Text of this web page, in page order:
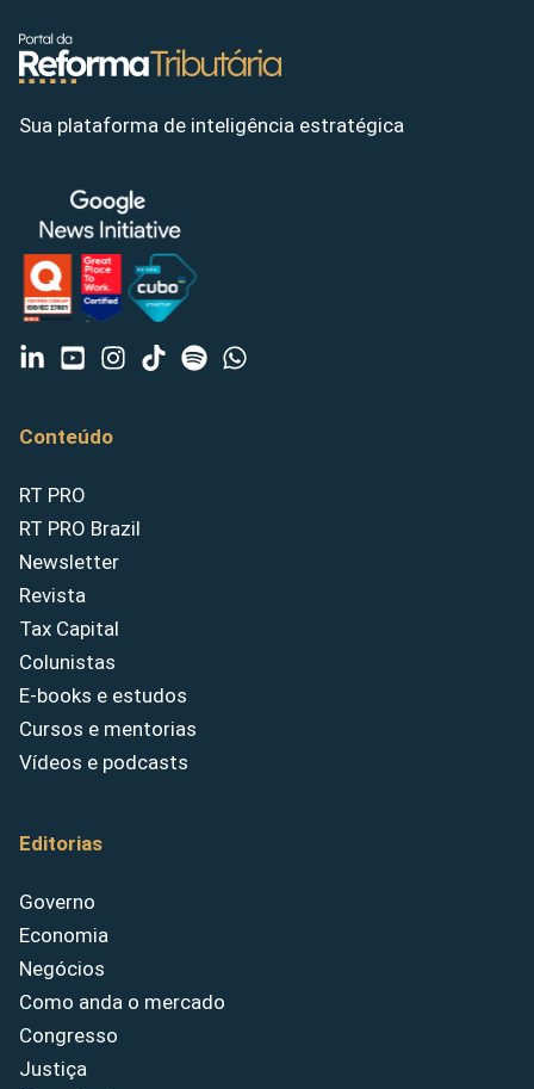
Sua plataforma de inteligência estratégica
Conteúdo
RT PRO
RT PRO Brazil
Newsletter
Revista
Tax Capital
Colunistas
E-books e estudos
Cursos e mentorias
Vídeos e podcasts
Editorias
Governo
Economia
Negócios
Como anda o mercado
Congresso
Justiça